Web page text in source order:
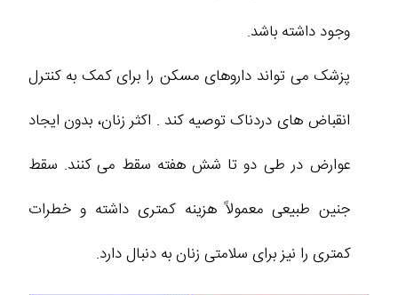
وجود داشته باشد.
پزشک می تواند داروهای مسکن را برای کمک به کنترل
انقباض های دردناک توصیه کند . اکثر زنان، بدون ایجاد
عوارض در طی دو تا شش هفته سقط می کنند. سقط
جنین طبیعی معمولاً هزینه کمتری داشته و خطرات
کمتری را نیز برای سلامتی زنان به دنبال دارد.